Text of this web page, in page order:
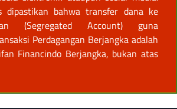
bahwa transfer dana ke
(Segregated Account) guna
Perdagangan Berjangka adalah
Financindo Berjangka, bukan atas